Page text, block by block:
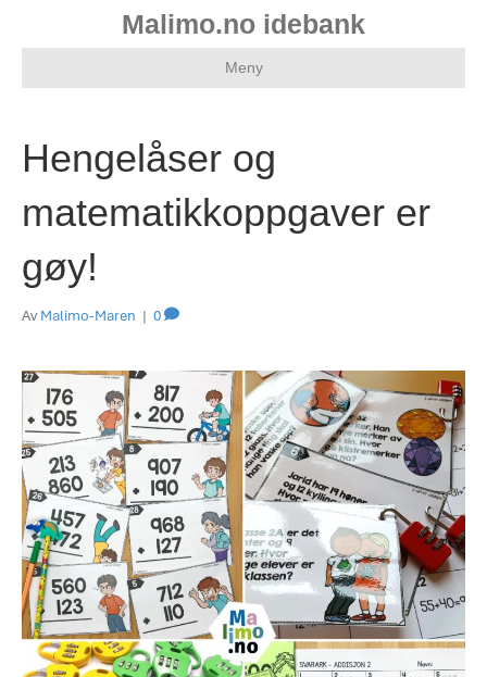
Malimo.no idebank
Meny
Hengelåser og
matematikkoppgaver er
gøy!
Av Malimo-Maren | 0